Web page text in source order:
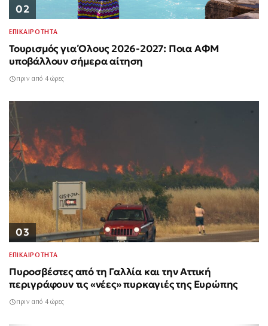
02
ΕΠΙΚΑΙΡΟΤΗΤΑ
Τουρισμός για Όλους 2026-2027: Ποια ΑΦΜ
υποβάλλουν σήμερα αίτηση
πριν από 4 ώρες
03
ΕΠΙΚΑΙΡΟΤΗΤΑ
Πυροσβέστες από τη Γαλλία και την Αττική
περιγράφουν τις «νέες» πυρκαγιές της Ευρώπης
πριν από 4 ώρες